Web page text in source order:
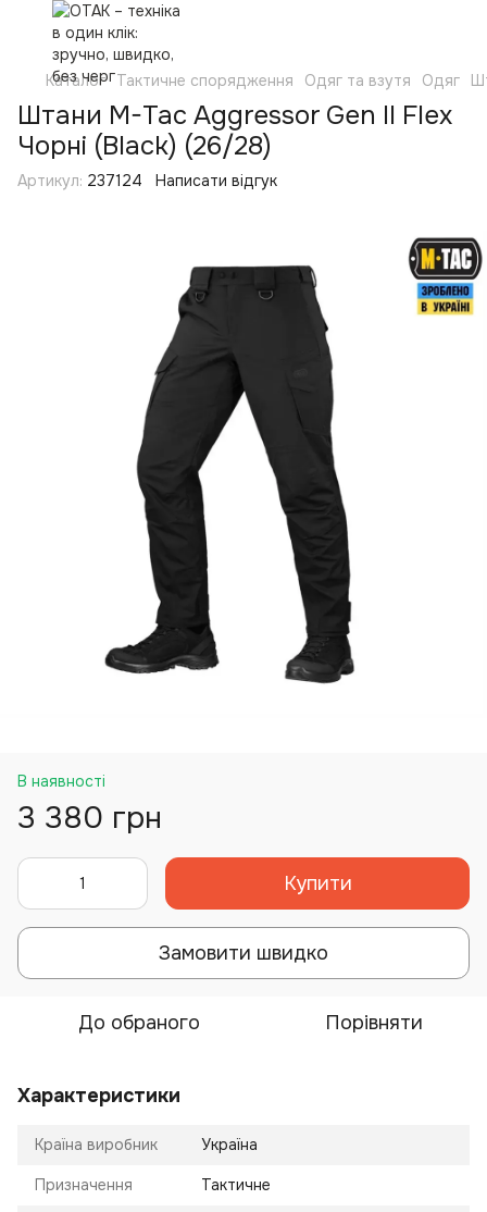
Каталог Тактичне спорядження Одяг та взутя Одяг
Штани M-Tac Aggressor Gen II Flex
Чорні (Black) (26/28)
Артикул: 237124 Написати відгук
В наявності
3 380 грн
Купити
Замовити швидко
До обраного Порівняти
Характеристики
Країна виробник Україна
Призначення Тактичне